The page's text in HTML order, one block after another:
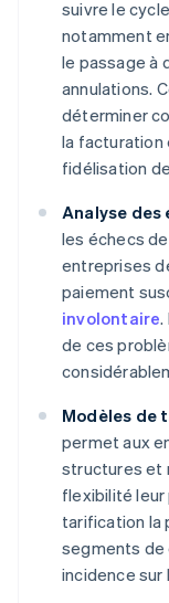
suivre le
notamment
le passage à
annulations.
déterminer
la facturation
fidélisation
Analyse des
les échecs
entreprises
paiement
involontaire.
de ces
Modèles de
permet aux
structures et
flexibilité
tarification la
segments de
incidence